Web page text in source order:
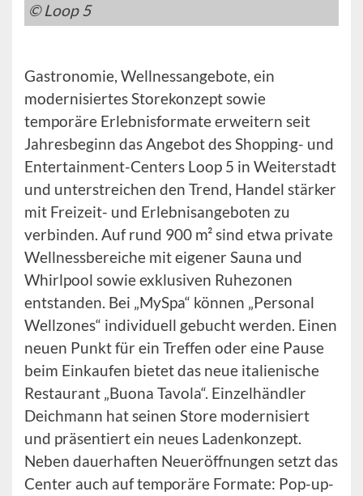
© Loop 5
Gastronomie, Wellnessangebote, ein
modernisiertes Storekonzept sowie
temporäre Erlebnisformate erweitern seit
Jahresbeginn das Angebot des Shopping- und
Entertainment-Centers Loop 5 in Weiterstadt
und unterstreichen den Trend, Handel stärker
mit Freizeit- und Erlebnisangeboten zu
verbinden. Auf rund 900 m² sind etwa private
Wellnessbereiche mit eigener Sauna und
Whirlpool sowie exklusiven Ruhezonen
entstanden. Bei „MySpa“ können „Personal
Wellzones“ individuell gebucht werden. Einen
neuen Punkt für ein Treffen oder eine Pause
beim Einkaufen bietet das neue italienische
Restaurant „Buona Tavola“. Einzelhändler
Deichmann hat seinen Store modernisiert
und präsentiert ein neues Ladenkonzept.
Neben dauerhaften Neueröffnungen setzt das
Center auch auf temporäre Formate: Pop-up-